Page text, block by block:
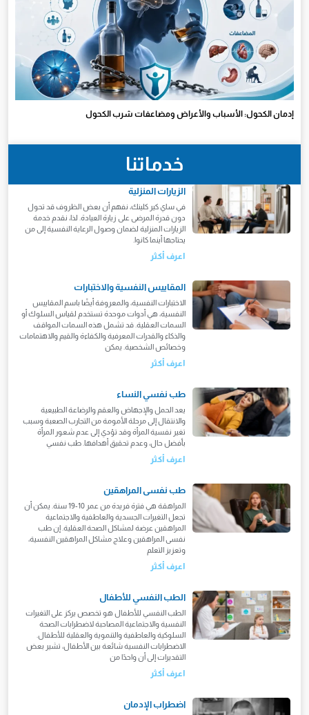
إدمان الكحول: الأسباب والأعراض ومضاعفات شرب الكحول
خدماتنا
الزيارات المنزلية
في ساي كير كلينك، نفهم أن بعض الظروف قد تحول
دون قدرة المرضى على زيارة العيادة. لذا، نقدم خدمة
الزيارات المنزلية لضمان وصول الرعاية النفسية إلى من
يحتاجها أينما كانوا.
اعرف أكثر
المقاييس النفسية والاختبارات
الاختبارات النفسية، والمعروفة أيضًا باسم المقاييس
النفسية، هي أدوات موحدة تستخدم لقياس السلوك أو
السمات العقلية. قد تشمل هذه السمات المواقف
والذكاء والقدرات المعرفية والكفاءة والقيم والاهتمامات
وخصائص الشخصية. يمكن
اعرف أكثر
طب نفسي النساء
يعد الحمل والإجهاض والعقم والرضاعة الطبيعية
والانتقال إلى مرحلة الأمومة من التجارب الصعبة وسبب
تغير نفسية المرأة وقد تؤدي إلى عدم شعور المرأة
بأفضل حال، وعدم تحقيق أهدافها. طب نفسي
اعرف أكثر
طب نفسى المراهقين
المراهقة هي فترة فريدة من عمر 10-19 سنة. يمكن أن
تجعل التغيرات الجسدية والعاطفية والاجتماعية
المراهقين عرضة لمشاكل الصحة العقلية. إن طب
نفسى المراهقين وعلاج مشاكل المراهقين النفسية،
وتعزيز التعلم
اعرف أكثر
الطب النفسي للأطفال
الطب النفسي للأطفال هو تخصص يركز على التغيرات
النفسية والاجتماعية المصاحبة لاضطرابات الصحة
السلوكية والعاطفية والتنموية والعقلية للأطفال.
الاضطرابات النفسية شائعة بين الأطفال، تشير بعض
التقديرات إلى أن واحدًا من
اعرف أكثر
اضطراب الإدمان